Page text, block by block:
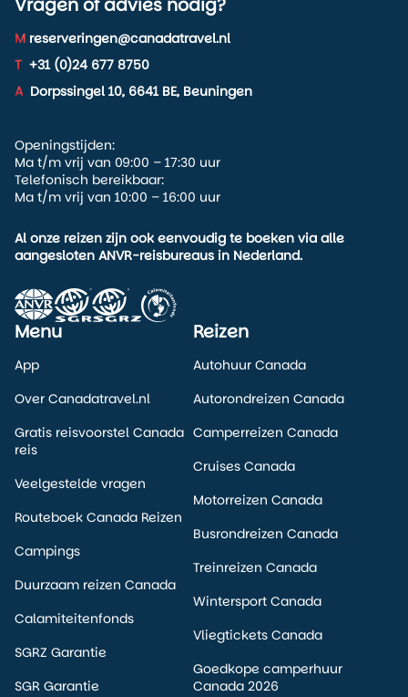
Canada?
In totaal worden er
gespeeld: 6 in Toronto en 7 in Vancouver.
rondreis door Canada?
Ja, dat is juist een van de beste manieren om het WK
2026 te beleven. Toronto is ideaal voor Oost-Canada
Vancouver Island, Whistler en de Rocky Mountains.
meest geschikt voor
natuurliefhebbers?
Vancouver is de beste keuze voor natuurliefhebbers.
startpunt voor Vancouver Island, Whistler en de
nationale parken van West-Canada.
Vragen of advies nodig?
M reserveringen@canadatravel.nl
T +31 (0)24 677 8750
A Dorpssingel 10, 6641 BE, Beuningen
Openingstijden:
Ma t/m vrij van 09:00 – 17:30 uur
Telefonisch bereikbaar:
Ma t/m vrij van 10:00 – 16:00 uur
Al onze reizen zijn ook eenvoudig te boeken via alle
aangesloten ANVR-reisbureaus in Nederland.
Menu
App
Over Canadatravel.nl
Gratis reisvoorstel Canada
reis
Veelgestelde vragen
Routeboek Canada Reizen
Campings
Duurzaam reizen Canada
Calamiteitenfonds
SGRZ Garantie
SGR Garantie
Reizen
Autohuur Canada
Autorondreizen Canada
Camperreizen Canada
Cruises Canada
Motorreizen Canada
Busrondreizen Canada
Treinreizen Canada
Wintersport Canada
Vliegtickets Canada
Goedkope camperhuur
Canada 2026